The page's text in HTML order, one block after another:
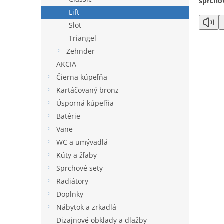
Lift
Slot
Triangel
Zehnder
AKCIA
Čierna kúpeľňa
Kartáčovaný bronz
Úsporná kúpeľňa
Batérie
Vane
WC a umývadlá
Kúty a žľaby
Sprchové sety
Radiátory
Doplnky
Nábytok a zrkadlá
Dizajnové obklady a dlažby